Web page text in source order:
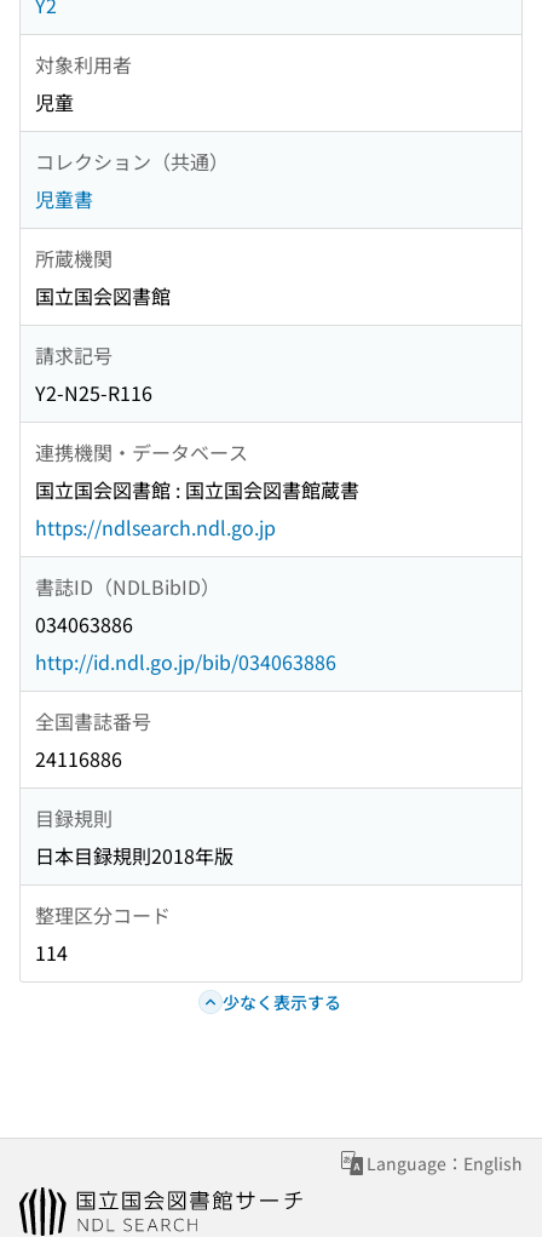
対象利用者
児童
コレクション（共通）
児童書
所蔵機関
国立国会図書館
請求記号
Y2-N25-R116
連携機関・データベース
国立国会図書館 : 国立国会図書館蔵書
https://ndlsearch.ndl.go.jp
書誌ID（NDLBibID）
034063886
http://id.ndl.go.jp/bib/034063886
全国書誌番号
24116886
目録規則
日本目録規則2018年版
整理区分コード
114
少なく表示する
Language：English